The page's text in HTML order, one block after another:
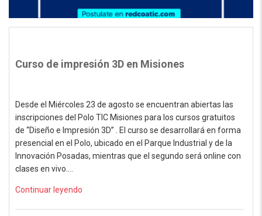
Curso de impresión 3D en Misiones
Desde el Miércoles 23 de agosto se encuentran abiertas las
inscripciones del Polo TIC Misiones para los cursos gratuitos
de “Diseño e Impresión 3D” . El curso se desarrollará en forma
presencial en el Polo, ubicado en el Parque Industrial y de la
Innovación Posadas, mientras que el segundo será online con
clases en vivo….
Continuar leyendo